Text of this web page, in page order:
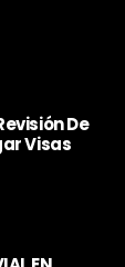
De
Visas